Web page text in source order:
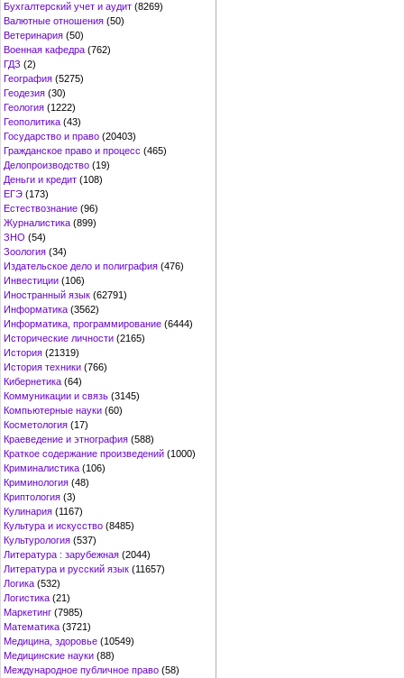
Бухгалтерский учет и аудит (8269)
Валютные отношения (50)
Ветеринария (50)
Военная кафедра (762)
ГДЗ (2)
География (5275)
Геодезия (30)
Геология (1222)
Геополитика (43)
Государство и право (20403)
Гражданское право и процесс (465)
Делопроизводство (19)
Деньги и кредит (108)
ЕГЭ (173)
Естествознание (96)
Журналистика (899)
ЗНО (54)
Зоология (34)
Издательское дело и полиграфия (476)
Инвестиции (106)
Иностранный язык (62791)
Информатика (3562)
Информатика, программирование (6444)
Исторические личности (2165)
История (21319)
История техники (766)
Кибернетика (64)
Коммуникации и связь (3145)
Компьютерные науки (60)
Косметология (17)
Краеведение и этнография (588)
Краткое содержание произведений (1000)
Криминалистика (106)
Криминология (48)
Криптология (3)
Кулинария (1167)
Культура и искусство (8485)
Культурология (537)
Литература : зарубежная (2044)
Литература и русский язык (11657)
Логика (532)
Логистика (21)
Маркетинг (7985)
Математика (3721)
Медицина, здоровье (10549)
Медицинские науки (88)
Международное публичное право (58)